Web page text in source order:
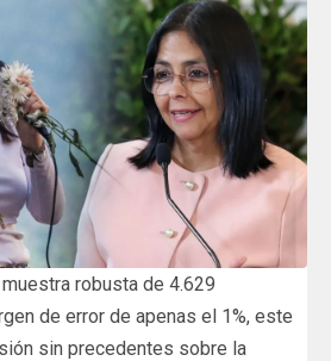
robusta de 4.629
de error de apenas el 1%, este
sin precedentes sobre la